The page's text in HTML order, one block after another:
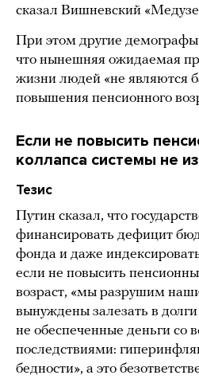
сказал Вишневский
При этом другие
что нынешняя ожидаемая
жизни людей «не являются
повышения пенсионного
Если не повысить
коллапса системы не
Тезис
Путин сказал, что
финансировать дефицит
фонда и даже
если не повысить
возраст, «мы разрушим
вынуждены залезать в
не обеспеченные деньги
последствиями:
бедности», а это